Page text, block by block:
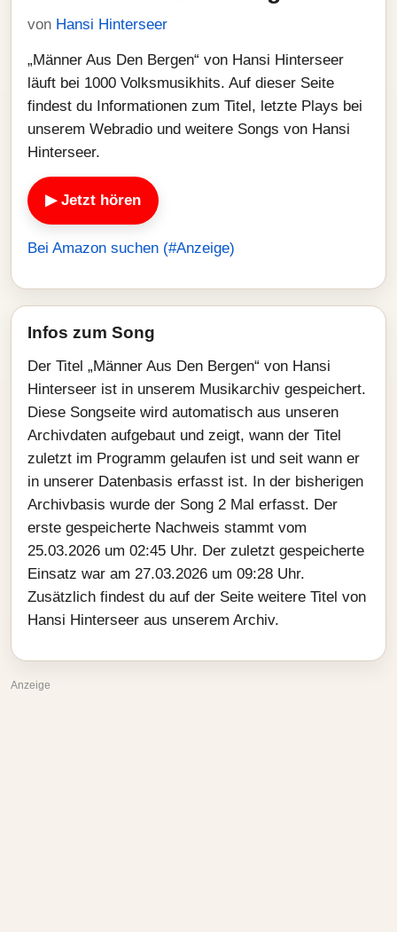
von Hansi Hinterseer
„Männer Aus Den Bergen“ von Hansi Hinterseer
läuft bei 1000 Volksmusikhits. Auf dieser Seite
findest du Informationen zum Titel, letzte Plays bei
unserem Webradio und weitere Songs von Hansi
Hinterseer.
▶ Jetzt hören
Bei Amazon suchen (#Anzeige)
Infos zum Song
Der Titel „Männer Aus Den Bergen“ von Hansi
Hinterseer ist in unserem Musikarchiv gespeichert.
Diese Songseite wird automatisch aus unseren
Archivdaten aufgebaut und zeigt, wann der Titel
zuletzt im Programm gelaufen ist und seit wann er
in unserer Datenbasis erfasst ist. In der bisherigen
Archivbasis wurde der Song 2 Mal erfasst. Der
erste gespeicherte Nachweis stammt vom
25.03.2026 um 02:45 Uhr. Der zuletzt gespeicherte
Einsatz war am 27.03.2026 um 09:28 Uhr.
Zusätzlich findest du auf der Seite weitere Titel von
Hansi Hinterseer aus unserem Archiv.
Anzeige